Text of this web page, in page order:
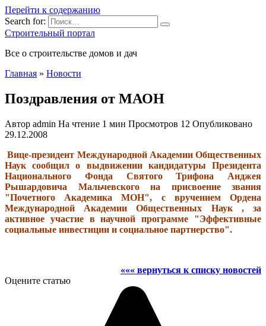
Перейти к содержанию
Search for:
Строительный портал
Все о строительстве домов и дач
Главная » Новости
Поздравления от МАОН
Автор admin На чтение 1 мин Просмотров 12 Опубликовано
29.12.2008
Вице-президент Международной Академии Общественных
Наук сообщил о выдвижении кандидатуры Президента
Национального Фонда Святого Трифона Анджея
Рышардовича Мальчевского на присвоение звания
"Почетного Академика МОН", с вручением Ордена
Международной Академии Общественных Наук , за
активное участие в научной программе "Эффективные
социальные инвестиции и социальное партнерство".
««« вернуться к списку новостей
Оцените статью